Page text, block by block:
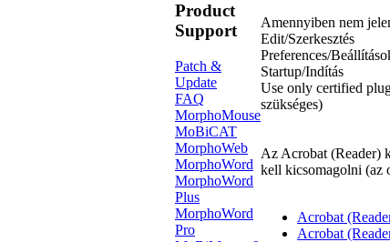
Product
Support
Patch &
Update
FAQ
MorphoMouse
MoBiCAT
MorphoWeb
MorphoWord
MorphoWord
Plus
MorphoWord
Pro
Amennyiben nem
Edit/Szerkesztés
Preferences/
Startup/Indítás
Use only certified
szükséges)
Az Acrobat (Reader)
kell kicsomagolni (az
Acrobat
Acrobat